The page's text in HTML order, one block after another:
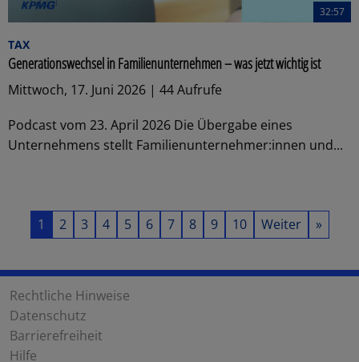
32:57
TAX
Generationswechsel in Familienunternehmen – was jetzt wichtig ist
Mittwoch, 17. Juni 2026 | 44 Aufrufe
Podcast vom 23. April 2026 Die Übergabe eines
Unternehmens stellt Familienunternehmer:innen und...
1 2 3 4 5 6 7 8 9 10 Weiter »
Rechtliche Hinweise
Datenschutz
Barrierefreiheit
Hilfe